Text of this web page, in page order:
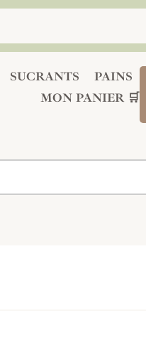
SUCRANTS
PAINS
MON PANIER 🛒